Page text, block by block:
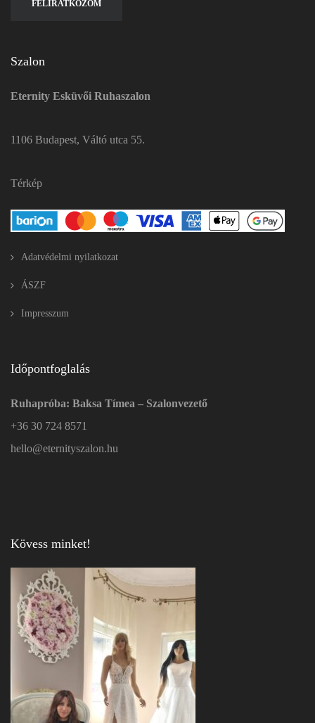
Szalon
Eternity Esküvői Ruhaszalon
1106 Budapest, Váltó utca 55.
Térkép
Adatvédelmi nyilatkozat
ÁSZF
Impresszum
Időpontfoglalás
Ruhapróba: Baksa Tímea – Szalonvezető
+36 30 724 8571
hello@eternityszalon.hu
Kövess minket!